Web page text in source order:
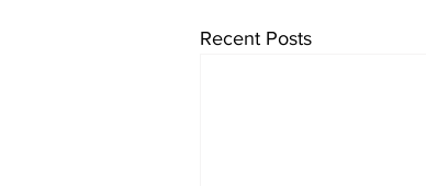
Recent Posts